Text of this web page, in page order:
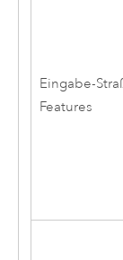
Eingabe-
Features